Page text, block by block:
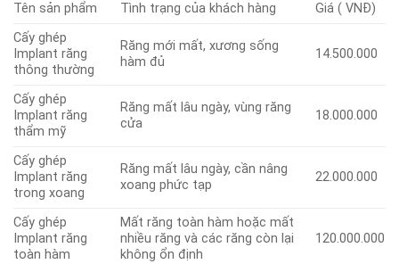
Tên sản phẩm Tình trạng của khách hàng
Giá ( VNĐ)
Cấy ghép
Implant răng
thông thường
Răng mới mất, xương sống
hàm đủ
14.500.000
Cấy ghép
Implant răng
thẩm mỹ
Răng mất lâu ngày, vùng răng
cửa
18.000.000
Cấy ghép
Implant răng
trong xoang
Răng mất lâu ngày, cần nâng
xoang phức tạp
22.000.000
Cấy ghép
Implant răng
toàn hàm
Mất răng toàn hàm hoặc mất
nhiều răng và các răng còn lại
không ổn định
120.000.000